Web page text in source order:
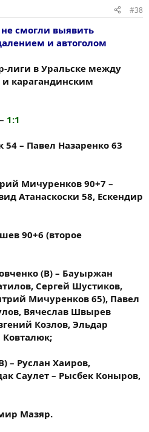
#38
смогли выявить
и автоголом
лиги в Уральске между
карагандинским
1:1
– Павел Назаренко 63
Мичуренков 90+7 –
Атанаскоски 58, Ескендир
90+6 (второе
(В) – Бауыржан
Сергей Шустиков,
Мичуренков 65), Павел
Вячеслав Швырев
Козлов, Эльдар
– Руслан Хаиров,
Саулет – Рысбек Коныров,
Мазяр.